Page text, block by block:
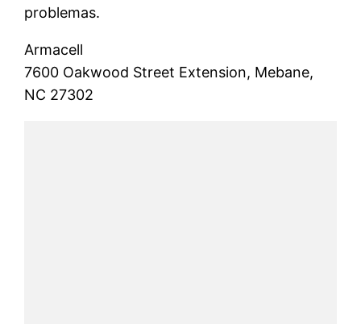
problemas.
Armacell
7600 Oakwood Street Extension, Mebane,
NC 27302